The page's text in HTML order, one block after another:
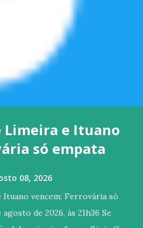
Limeira e Ituano
só empata
08, 2026
vencem; Ferrovária só
de 2026, às 21h36 Se